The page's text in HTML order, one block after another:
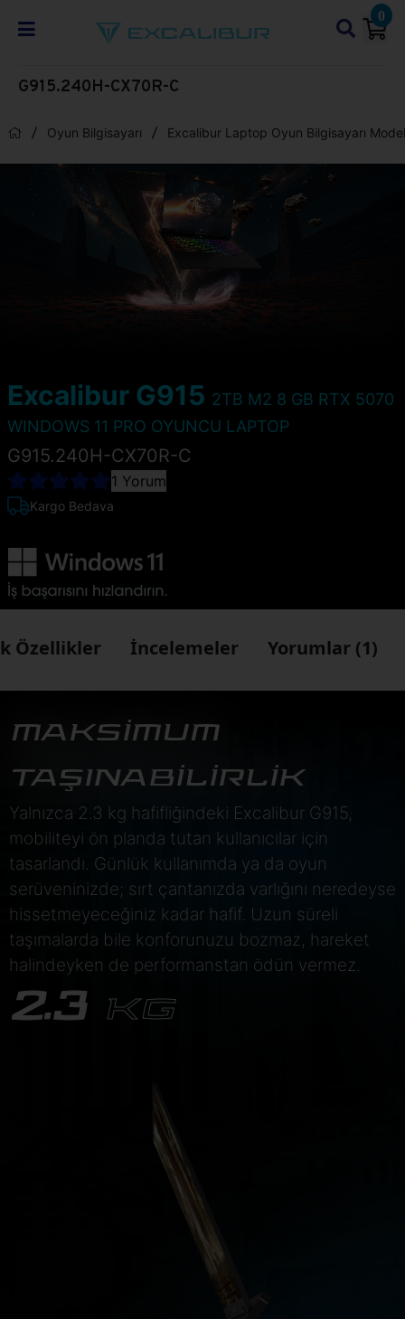
0
G915.240H-CX70R-C
Oyun Bilgisayarı Excalibur Laptop Oyun Bilgisayarı
Excalibur G915 2TB M2 8 GB RTX 5070
WINDOWS 11 PRO OYUNCU LAPTOP
G915.240H-CX70R-C
1 Yorum
Kargo Bedava
Özellikler İncelemeler Yorumlar (1)
MAKSİMUM
TAŞINABİLİRLİK
Yalnızca 2.3 kg hafifliğindeki Excalibur G915,
mobiliteyi ön planda tutan kullanıcılar için
tasarlandı. Günlük kullanımda ya da oyun
serüveninizde; sırt çantanızda varlığını neredeyse
hissetmeyeceğiniz kadar hafif. Uzun süreli
taşımalarda bile konforunuzu bozmaz, hareket
halindeyken de performanstan ödün vermez.
2.3 KG